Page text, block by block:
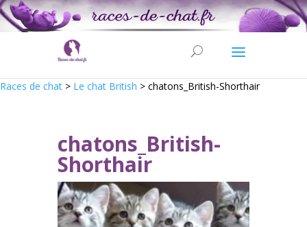
Races de chat > Le chat British > chatons_British-Shorthair
chatons_British-
Shorthair